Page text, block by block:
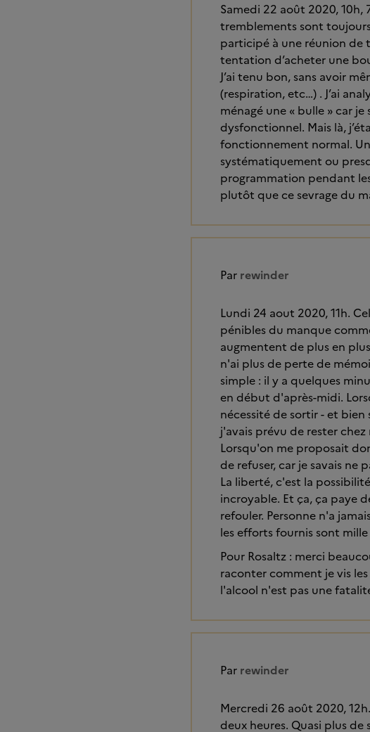
Samedi 22 août 2020, 10h,
tremblements sont toujours
participé à une réunion de
tentation d’acheter une
J’ai tenu bon, sans avoir
(respiration, etc…) . J’ai
ménagé une « bulle » car
dysfonctionnel. Mais là,
fonctionnement normal.
systématiquement ou
programmation pendant
plutôt que ce sevrage du
Par rewinder
Lundi 24 aout 2020, 11h.
pénibles du manque
augmentent de plus en
n'ai plus de perte de
simple : il y a quelques
en début d'après-midi.
nécessité de sortir - et
j'avais prévu de rester
Lorsqu'on me proposait
de refuser, car je savais ne
La liberté, c'est la
incroyable. Et ça, ça paye
refouler. Personne n'a
les efforts fournis sont
Pour Rosaltz : merci
raconter comment je vis
l'alcool n'est pas une
Par rewinder
Mercredi 26 août 2020,
deux heures. Quasi plus